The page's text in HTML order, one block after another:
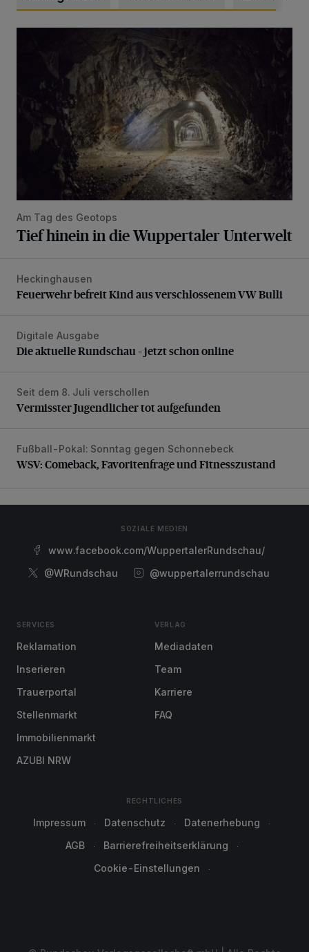
Am Tag des Geotops
Tief hinein in die Wuppertaler Unterwelt
Feuerwehr befreit Kind aus verschlossenem VW Bulli
Heckinghausen
Feuerwehr befreit Kind aus verschlossenem VW Bulli
Die aktuelle Rundschau – jetzt schon online
Digitale Ausgabe
Die aktuelle Rundschau – jetzt schon online
Vermisster Jugendlicher tot aufgefunden
Seit dem 8. Juli verschollen
Vermisster Jugendlicher tot aufgefunden
WSV: Comeback, Favoritenfrage und Fitnesszustand
Fußball-Pokal: Sonntag gegen Schonnebeck
WSV: Comeback, Favoritenfrage und Fitnesszustand
SOZIALE MEDIEN
www.facebook.com/WuppertalerRundschau/
@WRundschau
@wuppertalerrundschau
SERVICES
Reklamation
Inserieren
Trauerportal
Stellenmarkt
Immobilienmarkt
AZUBI NRW
VERLAG
Mediadaten
Team
Karriere
FAQ
RECHTLICHES
Impressum Datenschutz
Datenerhebung
AGB
Barrierefreiheitserklärung
Cookie-Einstellungen